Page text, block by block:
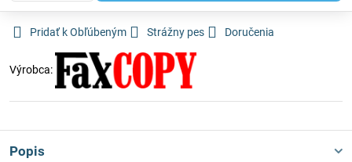
Pridať k Obľúbeným Strážny pes Doručenia
Výrobca:
Popis